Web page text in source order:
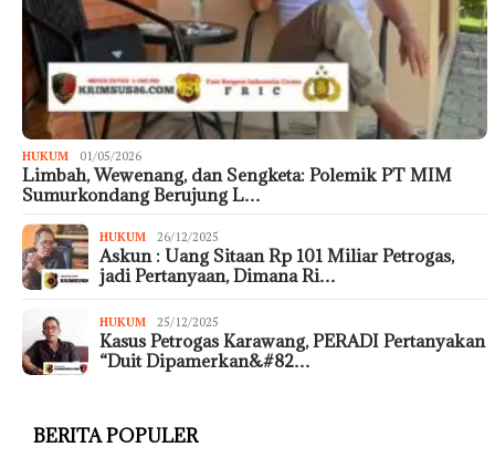
HUKUM 01/05/2026
Limbah, Wewenang, dan Sengketa: Polemik PT MIM
Sumurkondang Berujung L…
HUKUM 26/12/2025
Askun : Uang Sitaan Rp 101 Miliar Petrogas,
jadi Pertanyaan, Dimana Ri…
HUKUM 25/12/2025
Kasus Petrogas Karawang, PERADI Pertanyakan
“Duit Dipamerkan&#82…
BERITA POPULER